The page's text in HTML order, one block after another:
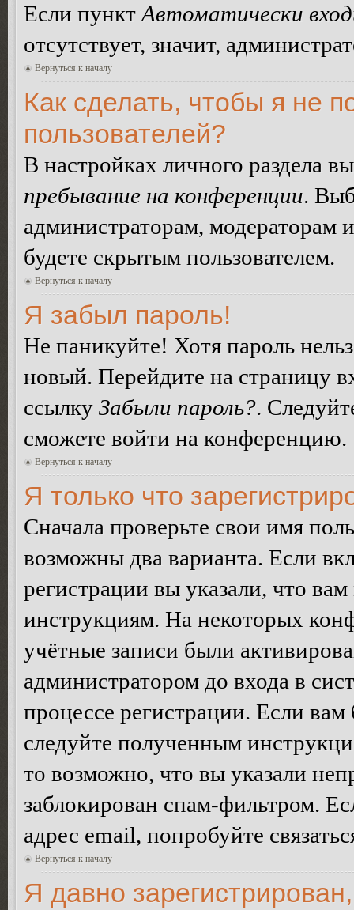
Если пункт Автоматически
отсутствует, значит,
Вернуться к началу
Как сделать, чтобы я не
пользователей?
В настройках личного раздела
пребывание на конференции.
администраторам, модераторам
будете скрытым пользователем.
Вернуться к началу
Я забыл пароль!
Не паникуйте! Хотя пароль
новый. Перейдите на страницу
ссылку Забыли пароль?.
сможете войти на конференцию.
Вернуться к началу
Я только что
Сначала проверьте свои имя
возможны два варианта. Если
регистрации вы указали, что
инструкциям. На некоторых
учётные записи были
администратором до входа в
процессе регистрации. Если
следуйте полученным
то возможно, что вы указали
заблокирован спам-фильтром.
адрес email, попробуйте
Вернуться к началу
Я давно